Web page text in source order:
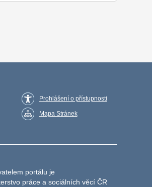
Prohlášení o přístupnosti
Mapa Stránek
portálu je
práce a sociálních věcí ČR